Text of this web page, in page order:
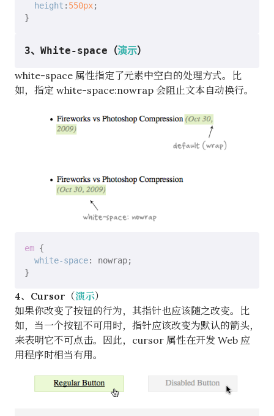
height : 550px;
3、White-space（演示）
white-space 属性指定了元素中空白的处理方式。比
如，指定 white-space:nowrap 会阻止文本自动换行。
em {
white-space: nowrap;
4、Cursor（演示）
如果你改变了按钮的行为，其指针也应该随之改变。比
如，当一个按钮不可用时，指针应该改变为默认的箭头，
来表明它不可点击。因此，cursor 属性在开发 Web 应
用程序时相当有用。